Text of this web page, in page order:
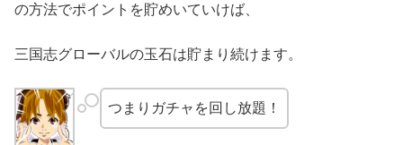
の方法でポイントを貯めいていけば、
三国志グローバルの玉石は貯まり続けます。
つまりガチャを回し放題！